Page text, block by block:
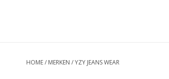
HOME/ MERKEN /YZY JEANS WEAR